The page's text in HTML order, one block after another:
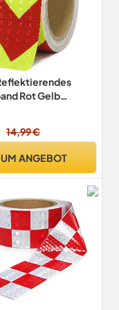
Rot Gelb
Reflektorband
14,99 €
ANGEBOT